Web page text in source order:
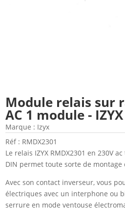
Module relais sur
AC 1 module -
Marque : Izyx
Réf : RMDX2301
Le relais IZYX RMDX2301 en 230V
DIN permet toute sorte de
Avec son contact inverseur, vous
électriques avec un interphone ou
serrure en mode ventouse